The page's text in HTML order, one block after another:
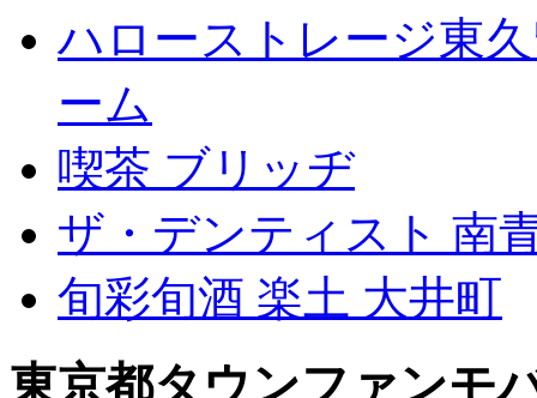
ハローストレージ東
ーム
喫茶 ブリッヂ
ザ・デンティスト 南
旬彩旬酒 楽土 大井町
東京都タウンファンモ